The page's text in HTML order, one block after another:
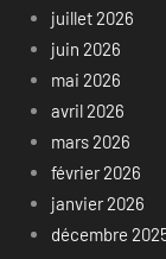
juillet 2026
juin 2026
mai 2026
avril 2026
mars 2026
février 2026
janvier 2026
décembre